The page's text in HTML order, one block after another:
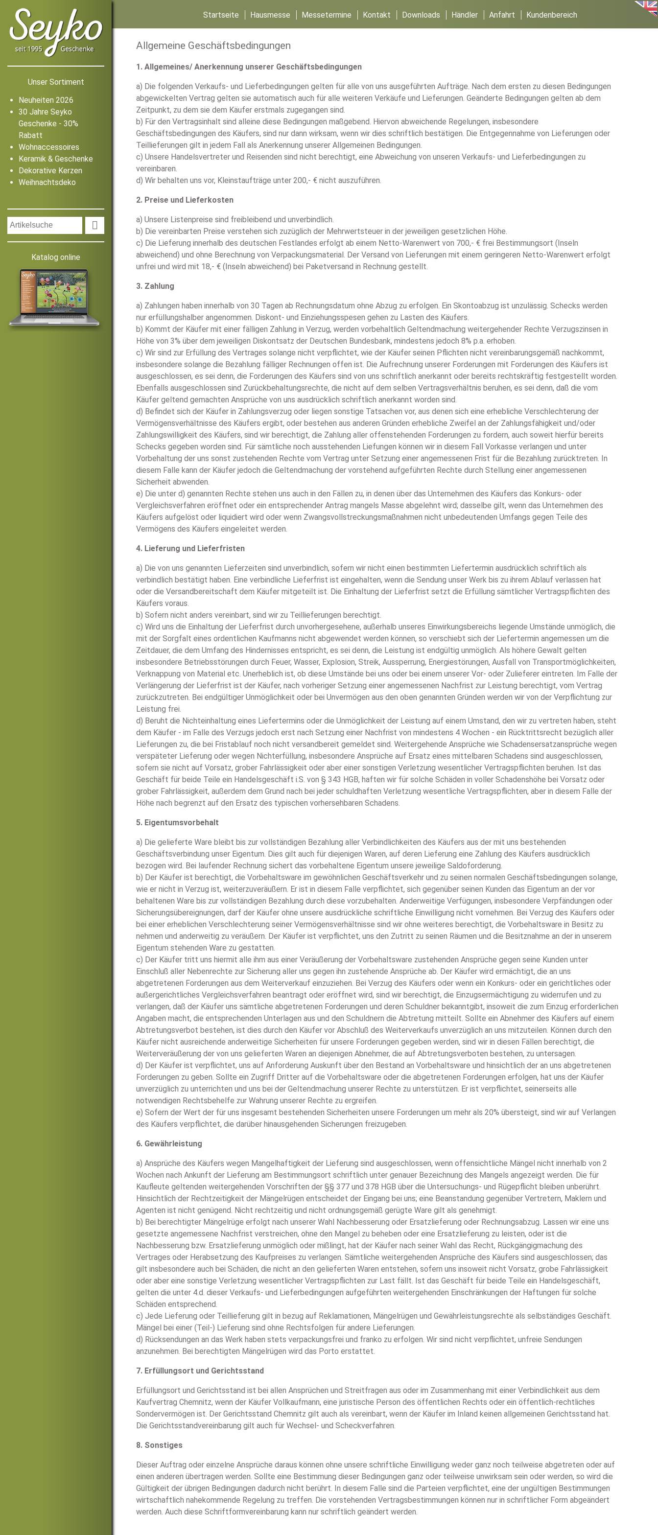
Unser Sortiment
Neuheiten 2026
30 Jahre Seyko
Geschenke - 30%
Rabatt
Wohnaccessoires
Keramik & Geschenke
Dekorative Kerzen
Weihnachtsdeko

Katalog online
Startseite Hausmesse Messetermine Kontakt Downloads Händler Anfahrt Kundenbereich
Allgemeine Geschäftsbedingungen
1. Allgemeines/ Anerkennung unserer Geschäftsbedingungen
a) Die folgenden Verkaufs- und Lieferbedingungen gelten für alle von uns ausgeführten Aufträge. Nach dem ersten zu diesen Bedingungen
abgewickelten Vertrag gelten sie automatisch auch für alle weiteren Verkäufe und Lieferungen. Geänderte Bedingungen gelten ab dem
Zeitpunkt, zu dem sie dem Käufer erstmals zugegangen sind.
b) Für den Vertragsinhalt sind alleine diese Bedingungen maßgebend. Hiervon abweichende Regelungen, insbesondere
Geschäftsbedingungen des Käufers, sind nur dann wirksam, wenn wir dies schriftlich bestätigen. Die Entgegennahme von Lieferungen oder
Teillieferungen gilt in jedem Fall als Anerkennung unserer Allgemeinen Bedingungen.
c) Unsere Handelsvertreter und Reisenden sind nicht berechtigt, eine Abweichung von unseren Verkaufs- und Lieferbedingungen zu
vereinbaren.
d) Wir behalten uns vor, Kleinstaufträge unter 200,- € nicht auszuführen.
2. Preise und Lieferkosten
a) Unsere Listenpreise sind freibleibend und unverbindlich.
b) Die vereinbarten Preise verstehen sich zuzüglich der Mehrwertsteuer in der jeweiligen gesetzlichen Höhe.
c) Die Lieferung innerhalb des deutschen Festlandes erfolgt ab einem Netto-Warenwert von 700,- € frei Bestimmungsort (Inseln
abweichend) und ohne Berechnung von Verpackungsmaterial. Der Versand von Lieferungen mit einem geringeren Netto-Warenwert erfolgt
unfrei und wird mit 18,- € (Inseln abweichend) bei Paketversand in Rechnung gestellt.
3. Zahlung
a) Zahlungen haben innerhalb von 30 Tagen ab Rechnungsdatum ohne Abzug zu erfolgen. Ein Skontoabzug ist unzulässig. Schecks werden
nur erfüllungshalber angenommen. Diskont- und Einziehungsspesen gehen zu Lasten des Käufers.
b) Kommt der Käufer mit einer fälligen Zahlung in Verzug, werden vorbehaltlich Geltendmachung weitergehender Rechte Verzugszinsen in
Höhe von 3% über dem jeweiligen Diskontsatz der Deutschen Bundesbank, mindestens jedoch 8% p.a. erhoben.
c) Wir sind zur Erfüllung des Vertrages solange nicht verpflichtet, wie der Käufer seinen Pflichten nicht vereinbarungsgemäß nachkommt,
insbesondere solange die Bezahlung fälliger Rechnungen offen ist. Die Aufrechnung unserer Forderungen mit Forderungen des Käufers ist
ausgeschlossen, es sei denn, die Forderungen des Käufers sind von uns schriftlich anerkannt oder bereits rechtskräftig festgestellt worden.
Ebenfalls ausgeschlossen sind Zurückbehaltungsrechte, die nicht auf dem selben Vertragsverhältnis beruhen, es sei denn, daß die vom
Käufer geltend gemachten Ansprüche von uns ausdrücklich schriftlich anerkannt worden sind.
d) Befindet sich der Käufer in Zahlungsverzug oder liegen sonstige Tatsachen vor, aus denen sich eine erhebliche Verschlechterung der
Vermögensverhältnisse des Käufers ergibt, oder bestehen aus anderen Gründen erhebliche Zweifel an der Zahlungsfähigkeit und/oder
Zahlungswilligkeit des Käufers, sind wir berechtigt, die Zahlung aller offenstehenden Forderungen zu fordern, auch soweit hierfür bereits
Schecks gegeben worden sind. Für sämtliche noch ausstehenden Liefungen können wir in diesem Fall Vorkasse verlangen und unter
Vorbehaltung der uns sonst zustehenden Rechte vom Vertrag unter Setzung einer angemessenen Frist für die Bezahlung zurücktreten. In
diesem Falle kann der Käufer jedoch die Geltendmachung der vorstehend aufgeführten Rechte durch Stellung einer angemessenen
Sicherheit abwenden.
e) Die unter d) genannten Rechte stehen uns auch in den Fällen zu, in denen über das Unternehmen des Käufers das Konkurs- oder
Vergleichsverfahren eröffnet oder ein entsprechender Antrag mangels Masse abgelehnt wird; dasselbe gilt, wenn das Unternehmen des
Käufers aufgelöst oder liquidiert wird oder wenn Zwangsvollstreckungsmaßnahmen nicht unbedeutenden Umfangs gegen Teile des
Vermögens des Käufers eingeleitet werden.
4. Lieferung und Lieferfristen
a) Die von uns genannten Lieferzeiten sind unverbindlich, sofern wir nicht einen bestimmten Liefertermin ausdrücklich schriftlich als
verbindlich bestätigt haben. Eine verbindliche Lieferfrist ist eingehalten, wenn die Sendung unser Werk bis zu ihrem Ablauf verlassen hat
oder die Versandbereitschaft dem Käufer mitgeteilt ist. Die Einhaltung der Lieferfrist setzt die Erfüllung sämtlicher Vertragspflichten des
Käufers voraus.
b) Sofern nicht anders vereinbart, sind wir zu Teillieferungen berechtigt.
c) Wird uns die Einhaltung der Lieferfrist durch unvorhergesehene, außerhalb unseres Einwirkungsbereichs liegende Umstände unmöglich, die
mit der Sorgfalt eines ordentlichen Kaufmanns nicht abgewendet werden können, so verschiebt sich der Liefertermin angemessen um die
Zeitdauer, die dem Umfang des Hindernisses entspricht, es sei denn, die Leistung ist endgültig unmöglich. Als höhere Gewalt gelten
insbesondere Betriebsstörungen durch Feuer, Wasser, Explosion, Streik, Aussperrung, Energiestörungen, Ausfall von Transportmöglichkeiten,
Verknappung von Material etc. Unerheblich ist, ob diese Umstände bei uns oder bei einem unserer Vor- oder Zulieferer eintreten. Im Falle der
Verlängerung der Lieferfrist ist der Käufer, nach vorheriger Setzung einer angemessenen Nachfrist zur Leistung berechtigt, vom Vertrag
zurückzutreten. Bei endgültiger Unmöglichkeit oder bei Unvermögen aus den oben genannten Gründen werden wir von der Verpflichtung zur
Leistung frei.
d) Beruht die Nichteinhaltung eines Liefertermins oder die Unmöglichkeit der Leistung auf einem Umstand, den wir zu vertreten haben, steht
dem Käufer - im Falle des Verzugs jedoch erst nach Setzung einer Nachfrist von mindestens 4 Wochen - ein Rücktrittsrecht bezüglich aller
Lieferungen zu, die bei Fristablauf noch nicht versandbereit gemeldet sind. Weitergehende Ansprüche wie Schadensersatzansprüche wegen
verspäteter Lieferung oder wegen Nichterfüllung, insbesondere Ansprüche auf Ersatz eines mittelbaren Schadens sind ausgeschlossen,
sofern sie nicht auf Vorsatz, grober Fahrlässigkeit oder aber einer sonstigen Verletzung wesentlicher Vertragspflichten beruhen. Ist das
Geschäft für beide Teile ein Handelsgeschäft i.S. von § 343 HGB, haften wir für solche Schäden in voller Schadenshöhe bei Vorsatz oder
grober Fahrlässigkeit, außerdem dem Grund nach bei jeder schuldhaften Verletzung wesentliche Vertragspflichten, aber in diesem Falle der
Höhe nach begrenzt auf den Ersatz des typischen vorhersehbaren Schadens.
5. Eigentumsvorbehalt
a) Die gelieferte Ware bleibt bis zur vollständigen Bezahlung aller Verbindlichkeiten des Käufers aus der mit uns bestehenden
Geschäftsverbindung unser Eigentum. Dies gilt auch für diejenigen Waren, auf deren Lieferung eine Zahlung des Käufers ausdrücklich
bezogen wird. Bei laufender Rechnung sichert das vorbehaltene Eigentum unsere jeweilige Saldoforderung.
b) Der Käufer ist berechtigt, die Vorbehaltsware im gewöhnlichen Geschäftsverkehr und zu seinen normalen Geschäftsbedingungen solange,
wie er nicht in Verzug ist, weiterzuveräußern. Er ist in diesem Falle verpflichtet, sich gegenüber seinen Kunden das Eigentum an der vor
behaltenen Ware bis zur vollständigen Bezahlung durch diese vorzubehalten. Anderweitige Verfügungen, insbesondere Verpfändungen oder
Sicherungsübereignungen, darf der Käufer ohne unsere ausdrückliche schriftliche Einwilligung nicht vornehmen. Bei Verzug des Käufers oder
bei einer erheblichen Verschlechterung seiner Vermögensverhältnisse sind wir ohne weiteres berechtigt, die Vorbehaltsware in Besitz zu
nehmen und anderweitig zu veräußern. Der Käufer ist verpflichtet, uns den Zutritt zu seinen Räumen und die Besitznahme an der in unserem
Eigentum stehenden Ware zu gestatten.
c) Der Käufer tritt uns hiermit alle ihm aus einer Veräußerung der Vorbehaltsware zustehenden Ansprüche gegen seine Kunden unter
Einschluß aller Nebenrechte zur Sicherung aller uns gegen ihn zustehende Ansprüche ab. Der Käufer wird ermächtigt, die an uns
abgetretenen Forderungen aus dem Weiterverkauf einzuziehen. Bei Verzug des Käufers oder wenn ein Konkurs- oder ein gerichtliches oder
außergerichtliches Vergleichsverfahren beantragt oder eröffnet wird, sind wir berechtigt, die Einzugsermächtigung zu widerrufen und zu
verlangen, daß der Käufer uns sämtliche abgetretenen Forderungen und deren Schuldner bekanntgibt, insoweit die zum Einzug erforderlichen
Angaben macht, die entsprechenden Unterlagen aus und den Schuldnern die Abtretung mitteilt. Sollte ein Abnehmer des Käufers auf einem
Abtretungsverbot bestehen, ist dies durch den Käufer vor Abschluß des Weiterverkaufs unverzüglich an uns mitzuteilen. Können durch den
Käufer nicht ausreichende anderweitige Sicherheiten für unsere Forderungen gegeben werden, sind wir in diesen Fällen berechtigt, die
Weiterveräußerung der von uns gelieferten Waren an diejenigen Abnehmer, die auf Abtretungsverboten bestehen, zu untersagen.
d) Der Käufer ist verpflichtet, uns auf Anforderung Auskunft über den Bestand an Vorbehaltsware und hinsichtlich der an uns abgetretenen
Forderungen zu geben. Sollte ein Zugriff Dritter auf die Vorbehaltsware oder die abgetretenen Forderungen erfolgen, hat uns der Käufer
unverzüglich zu unterrichten und uns bei der Geltendmachung unserer Rechte zu unterstützen. Er ist verpflichtet, seinerseits alle
notwendigen Rechtsbehelfe zur Wahrung unserer Rechte zu ergreifen.
e) Sofern der Wert der für uns insgesamt bestehenden Sicherheiten unsere Forderungen um mehr als 20% übersteigt, sind wir auf Verlangen
des Käufers verpflichtet, die darüber hinausgehenden Sicherungen freizugeben.
6. Gewährleistung
a) Ansprüche des Käufers wegen Mangelhaftigkeit der Lieferung sind ausgeschlossen, wenn offensichtliche Mängel nicht innerhalb von 2
Wochen nach Ankunft der Lieferung am Bestimmungsort schriftlich unter genauer Bezeichnung des Mangels angezeigt werden. Die für
Kaufleute geltenden weitergehenden Vorschriften der §§ 377 und 378 HGB über die Untersuchungs- und Rügepflicht bleiben unberührt.
Hinsichtlich der Rechtzeitigkeit der Mängelrügen entscheidet der Eingang bei uns; eine Beanstandung gegenüber Vertretern, Maklern und
Agenten ist nicht genügend. Nicht rechtzeitig und nicht ordnungsgemäß gerügte Ware gilt als genehmigt.
b) Bei berechtigter Mängelrüge erfolgt nach unserer Wahl Nachbesserung oder Ersatzlieferung oder Rechnungsabzug. Lassen wir eine uns
gesetzte angemessene Nachfrist verstreichen, ohne den Mangel zu beheben oder eine Ersatzlieferung zu leisten, oder ist die
Nachbesserung bzw. Ersatzlieferung unmöglich oder mißlingt, hat der Käufer nach seiner Wahl das Recht, Rückgängigmachung des
Vertrages oder Herabsetzung des Kaufpreises zu verlangen. Sämtliche weitergehenden Ansprüche des Käufers sind ausgeschlossen; das
gilt insbesondere auch bei Schäden, die nicht an den gelieferten Waren entstehen, sofern uns insoweit nicht Vorsatz, grobe Fahrlässigkeit
oder aber eine sonstige Verletzung wesentlicher Vertragspflichten zur Last fällt. Ist das Geschäft für beide Teile ein Handelsgeschäft,
gelten die unter 4.d. dieser Verkaufs- und Lieferbedingungen aufgeführten weitergehenden Einschränkungen der Haftungen für solche
Schäden entsprechend.
c) Jede Lieferung oder Teillieferung gilt in bezug auf Reklamationen, Mängelrügen und Gewährleistungsrechte als selbständiges Geschäft.
Mängel bei einer (Teil-) Lieferung sind ohne Rechtsfolgen für andere Lieferungen.
d) Rücksendungen an das Werk haben stets verpackungsfrei und franko zu erfolgen. Wir sind nicht verpflichtet, unfreie Sendungen
anzunehmen. Bei berechtigten Mängelrügen wird das Porto erstattet.
7. Erfüllungsort und Gerichtsstand
Erfüllungsort und Gerichtsstand ist bei allen Ansprüchen und Streitfragen aus oder im Zusammenhang mit einer Verbindlichkeit aus dem
Kaufvertrag Chemnitz, wenn der Käufer Vollkaufmann, eine juristische Person des öffentlichen Rechts oder ein öffentlich-rechtliches
Sondervermögen ist. Der Gerichtsstand Chemnitz gilt auch als vereinbart, wenn der Käufer im Inland keinen allgemeinen Gerichtsstand hat.
Die Gerichtsstandvereinbarung gilt auch für Wechsel- und Scheckverfahren.
8. Sonstiges
Dieser Auftrag oder einzelne Ansprüche daraus können ohne unsere schriftliche Einwilligung weder ganz noch teilweise abgetreten oder auf
einen anderen übertragen werden. Sollte eine Bestimmung dieser Bedingungen ganz oder teilweise unwirksam sein oder werden, so wird die
Gültigkeit der übrigen Bedingungen dadurch nicht berührt. In diesem Falle sind die Parteien verpflichtet, eine der ungültigen Bestimmungen
wirtschaftlich nahekommende Regelung zu treffen. Die vorstehenden Vertragsbestimmungen können nur in schriftlicher Form abgeändert
werden. Auch diese Schriftformvereinbarung kann nur schriftlich geändert werden.